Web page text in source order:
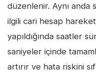
düzenlenir. Aynı
ilgili cari hesap
yapıldığında saatler
saniyeler içinde
artırır ve hata riskini